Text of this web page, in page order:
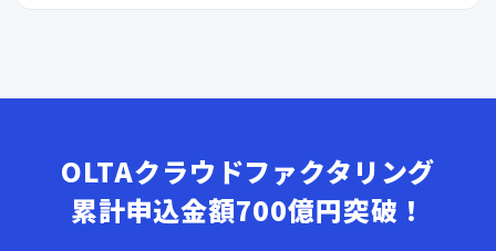
OLTAクラウドファクタリング
累計申込金額700億円突破！